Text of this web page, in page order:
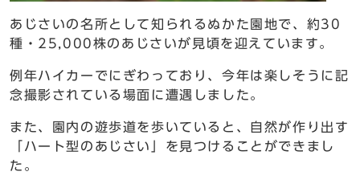
あじさいの名所として知られるぬかた園地で、約30
種・25,000株のあじさいが見頃を迎えています。
例年ハイカーでにぎわっており、今年は楽しそうに記
念撮影されている場面に遭遇しました。
また、園内の遊歩道を歩いていると、自然が作り出す
「ハート型のあじさい」を見つけることができまし
た。